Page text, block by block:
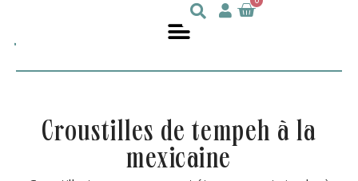
croustilles de tempeh à la
mexicaine